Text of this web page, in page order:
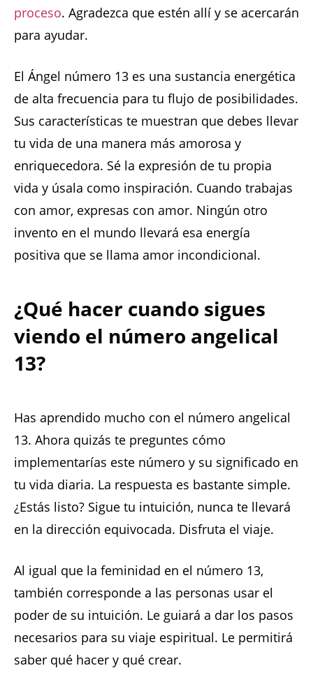
proceso. Agradezca que estén allí y se acercarán
para ayudar.
El Ángel número 13 es una sustancia energética
de alta frecuencia para tu flujo de posibilidades.
Sus características te muestran que debes llevar
tu vida de una manera más amorosa y
enriquecedora. Sé la expresión de tu propia
vida y úsala como inspiración. Cuando trabajas
con amor, expresas con amor. Ningún otro
invento en el mundo llevará esa energía
positiva que se llama amor incondicional.
¿Qué hacer cuando sigues
viendo el número angelical
13?
Has aprendido mucho con el número angelical
13. Ahora quizás te preguntes cómo
implementarías este número y su significado en
tu vida diaria. La respuesta es bastante simple.
¿Estás listo? Sigue tu intuición, nunca te llevará
en la dirección equivocada. Disfruta el viaje.
Al igual que la feminidad en el número 13,
también corresponde a las personas usar el
poder de su intuición. Le guiará a dar los pasos
necesarios para su viaje espiritual. Le permitirá
saber qué hacer y qué crear.